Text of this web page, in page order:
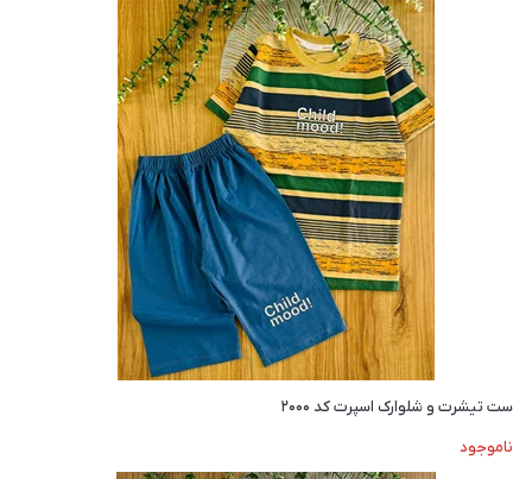
ست تیشرت و شلوارک اسپرت کد ۲۰۰۰
ناموجود